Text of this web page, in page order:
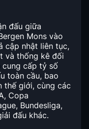
đấu giữa
Mons vào
cập nhật liên tục,
và thống kê đối
cung cấp tỷ số
toàn cầu, bao
thế giới, cùng các
Copa
Bundesliga,
đấu khác.